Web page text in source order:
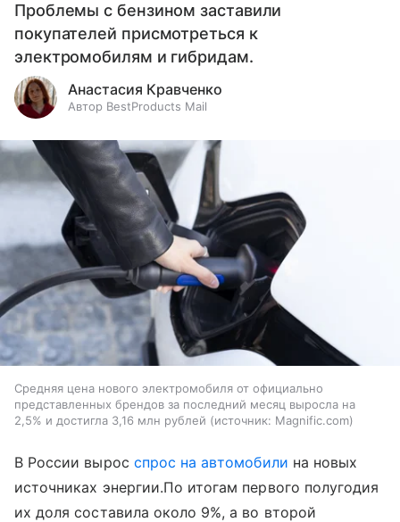
Проблемы с бензином заставили
покупателей присмотреться к
электромобилям и гибридам.
Анастасия Кравченко
Автор BestProducts Mail
Средняя цена нового электромобиля от официально
представленных брендов за последний месяц выросла на
2,5% и достигла 3,16 млн рублей
источник: Magnific.com
В России вырос спрос на автомобили на новых
источниках энергии.По итогам первого полугодия
их доля составила около 9%, а во второй